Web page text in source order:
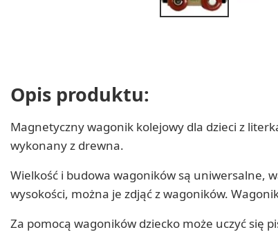
Opis produktu:
Magnetyczny wagonik kolejowy dla dzieci z
wykonany z drewna.
Wielkość i budowa wagoników są uniwersalne,
wysokości, można je zdjąć z wagoników.
Za pomocą wagoników dziecko może uczyć się